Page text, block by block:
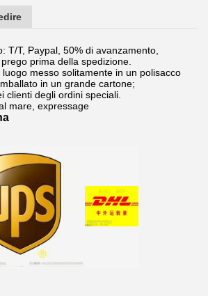
T/T, Paypal, 50% di avanzamento,
prima della spedizione.
messo solitamente in un polisacco
in un grande cartone;
clienti degli ordini speciali.
mare, expressage